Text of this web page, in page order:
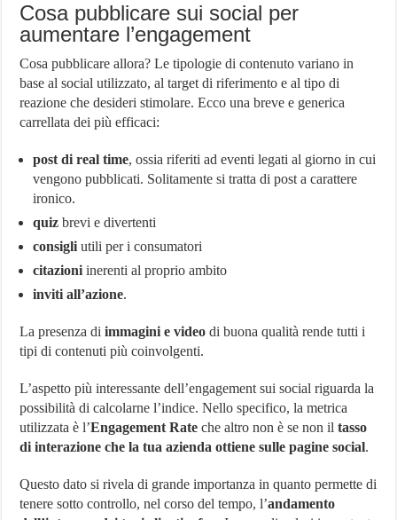
Cosa pubblicare sui social per
aumentare l’engagement
Cosa pubblicare allora? Le tipologie di contenuto variano in
base al social utilizzato, al target di riferimento e al tipo di
reazione che desideri stimolare. Ecco una breve e generica
carrellata dei più efficaci:
post di real time, ossia riferiti ad eventi legati al giorno in cui
vengono pubblicati. Solitamente si tratta di post a carattere
ironico.
quiz brevi e divertenti
consigli utili per i consumatori
citazioni inerenti al proprio ambito
inviti all’azione.
La presenza di immagini e video di buona qualità rende tutti i
tipi di contenuti più coinvolgenti.
L’aspetto più interessante dell’engagement sui social riguarda la
possibilità di calcolarne l’indice. Nello specifico, la metrica
utilizzata è l’Engagement Rate che altro non è se non iltasso
di interazione che la tua azienda ottiene sulle pagine social.
Questo dato si rivela di grande importanza in quanto permette di
tenere sotto controllo, nel corso del tempo, l’andamento